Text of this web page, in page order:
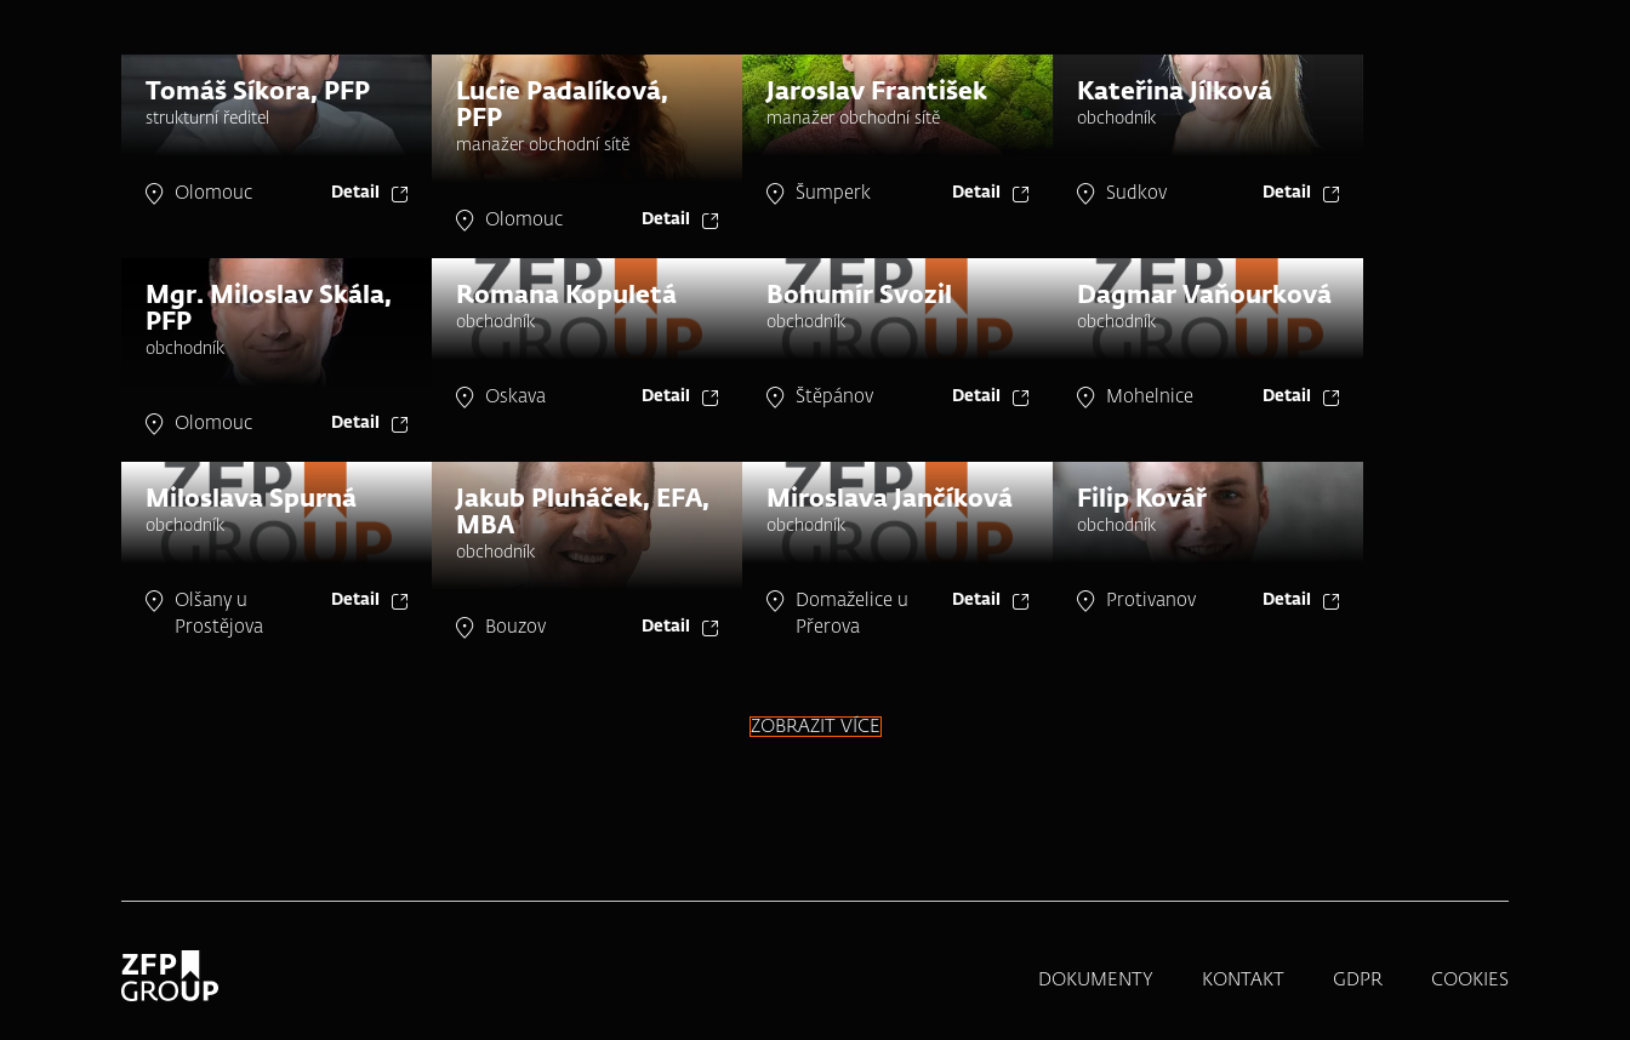
Tomáš Síkora, PFP
strukturní ředitel
Olomouc Detail
Lucie Padalíková,
PFP
manažer obchodní sítě
Olomouc Detail
Jaroslav František
manažer obchodní sítě
Šumperk Detail
Kateřina Jílková
obchodník
Sudkov Detail
Mgr. Miloslav Skála,
PFP
obchodník
Olomouc Detail
Romana Kopuletá
obchodník
Oskava Detail
Bohumír Svozil
obchodník
Štěpánov Detail
Dagmar Vaňourková
obchodník
Mohelnice Detail
Miloslava Spurná
obchodník
Olšany u
Prostějova
Detail
Jakub Pluháček, EFA,
MBA
obchodník
Bouzov Detail
Miroslava Jančíková
obchodník
Domaželice u
Přerova
Detail
Filip Kovář
obchodník
Protivanov Detail
ZOBRAZIT VÍCE
DOKUMENTY KONTAKT GDPR COOKIES